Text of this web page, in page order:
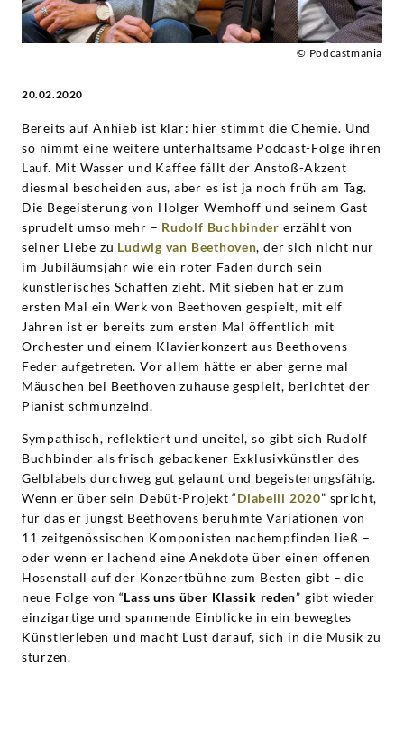
uns
Klassik
reden
Deutsche
Grammophon
© Podcastmania
20.02.2020
Bereits auf Anhieb ist klar: hier stimmt die Chemie. Und
so nimmt eine weitere unterhaltsame Podcast-Folge ihren
Lauf. Mit Wasser und Kaffee fällt der Anstoß-Akzent
diesmal bescheiden aus, aber es ist ja noch früh am Tag.
Die Begeisterung von Holger Wemhoff und seinem Gast
sprudelt umso mehr – Rudolf Buchbinder erzählt von
seiner Liebe zu Ludwig van Beethoven, der sich nicht nur
im Jubiläumsjahr wie ein roter Faden durch sein
künstlerisches Schaffen zieht. Mit sieben hat er zum
ersten Mal ein Werk von Beethoven gespielt, mit elf
Jahren ist er bereits zum ersten Mal öffentlich mit
Orchester und einem Klavierkonzert aus Beethovens
Feder aufgetreten. Vor allem hätte er aber gerne mal
Mäuschen bei Beethoven zuhause gespielt, berichtet der
Pianist schmunzelnd.
Sympathisch, reflektiert und uneitel, so gibt sich Rudolf
Buchbinder als frisch gebackener Exklusivkünstler des
Gelblabels durchweg gut gelaunt und begeisterungsfähig.
Wenn er über sein Debüt-Projekt “Diabelli 2020” spricht,
für das er jüngst Beethovens berühmte Variationen von
11 zeitgenössischen Komponisten nachempfinden ließ –
oder wenn er lachend eine Anekdote über einen offenen
Hosenstall auf der Konzertbühne zum Besten gibt – die
neue Folge von “Lass uns über Klassik reden” gibt wieder
einzigartige und spannende Einblicke in ein bewegtes
Künstlerleben und macht Lust darauf, sich in die Musik zu
stürzen.